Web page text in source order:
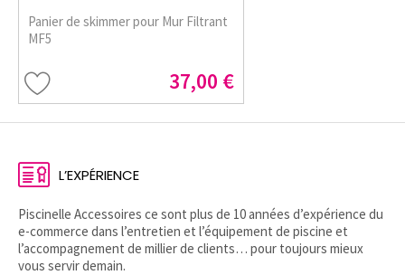
Panier de skimmer pour Mur Filtrant
MF5
37,00 €
L’EXPÉRIENCE
Piscinelle Accessoires ce sont plus de 10 années d’expérience du
e-commerce dans l’entretien et l’équipement de piscine et
l’accompagnement de millier de clients… pour toujours mieux
vous servir demain.